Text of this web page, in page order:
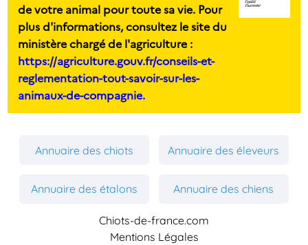
de votre animal pour toute sa vie. Pour
plus d'informations, consultez le site du
ministère chargé de l'agriculture :
https://agriculture.gouv.fr/conseils-et-
reglementation-tout-savoir-sur-les-
animaux-de-compagnie.
Annuaire des chiots Annuaire des éleveurs
Annuaire des étalons Annuaire des chiens
Chiots-de-france.com
Mentions Légales